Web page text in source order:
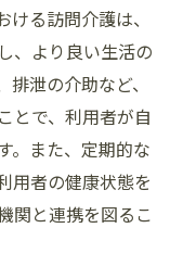
る訪問介護は、
、より良い生活の
泄の介助など、
とで、利用者が自
。また、定期的な
用者の健康状態を
関と連携を図るこ